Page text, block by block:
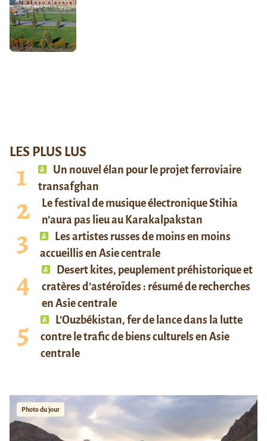
LES PLUS LUS
Un nouvel élan pour le projet ferroviaire
transafghan
Le festival de musique électronique Stihia
n’aura pas lieu au Karakalpakstan
Les artistes russes de moins en moins
accueillis en Asie centrale
Desert kites, peuplement préhistorique et
cratères d’astéroïdes : résumé de recherches
en Asie centrale
L’Ouzbékistan, fer de lance dans la lutte
contre le trafic de biens culturels en Asie
centrale
Photo du jour